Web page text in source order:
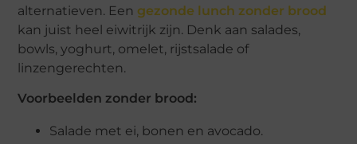
alternatieven. Een gezonde lunch zonder brood
kan juist heel eiwitrijk zijn. Denk aan salades,
bowls, yoghurt, omelet, rijstsalade of
linzengerechten.
Voorbeelden zonder brood:
Salade met ei, bonen en avocado.